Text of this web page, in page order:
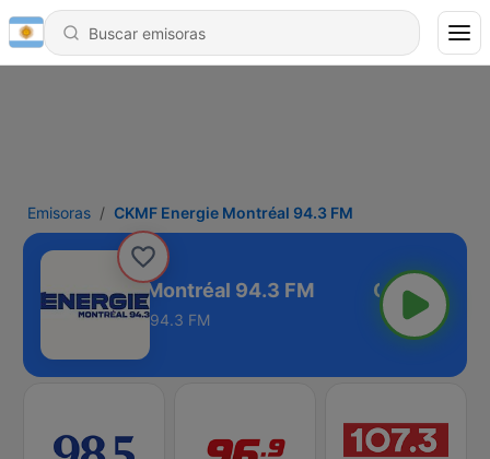
Emisoras CKMF Energie Montréal 94.3 FM
Energie Montréal 94.3 FM
94.3 FM